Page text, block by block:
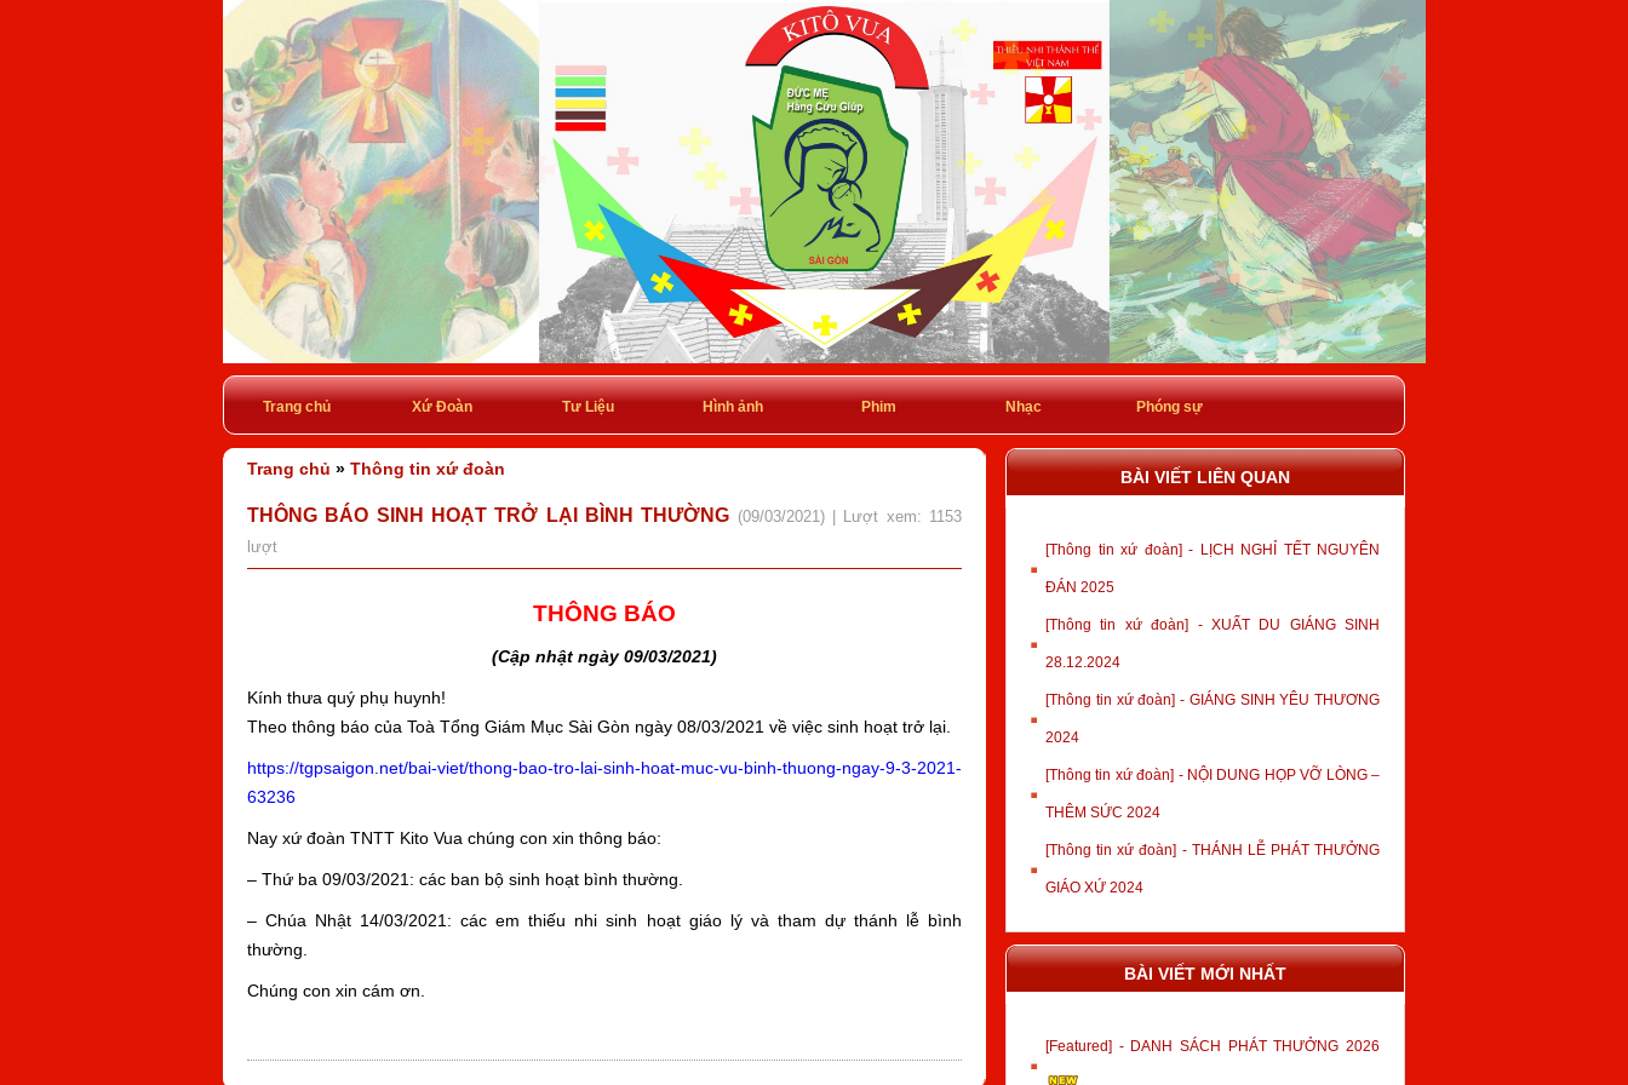
Trang chủ Xứ Đoàn Tư Liệu Hình ảnh Phim Nhạc Phóng sự
Trang chủ » Thông tin xứ đoàn
THÔNG BÁO SINH HOẠT TRỞ LẠI BÌNH THƯỜNG (09/03/2021) | Lượt xem: 1153
lượt
THÔNG BÁO
(Cập nhật ngày 09/03/2021)
Kính thưa quý phụ huynh!
Theo thông báo của Toà Tổng Giám Mục Sài Gòn ngày 08/03/2021 về việc sinh hoạt trở lại.
https://tgpsaigon.net/bai-viet/thong-bao-tro-lai-sinh-hoat-muc-vu-binh-thuong-ngay-9-3-2021-
63236
Nay xứ đoàn TNTT Kito Vua chúng con xin thông báo:
– Thứ ba 09/03/2021: các ban bộ sinh hoạt bình thường.
– Chúa Nhật 14/03/2021: các em thiếu nhi sinh hoạt giáo lý và tham dự thánh lễ bình
thường.
Chúng con xin cám ơn.
BÀI VIẾT LIÊN QUAN
[Thông tin xứ đoàn] - LỊCH NGHỈ TẾT NGUYÊN
ĐÁN 2025
[Thông tin xứ đoàn] - XUẤT DU GIÁNG SINH
28.12.2024
[Thông tin xứ đoàn] - GIÁNG SINH YÊU THƯƠNG
2024
[Thông tin xứ đoàn] - NỘI DUNG HỌP VỠ LÒNG –
THÊM SỨC 2024
[Thông tin xứ đoàn] - THÁNH LỄ PHÁT THƯỞNG
GIÁO XỨ 2024
BÀI VIẾT MỚI NHẤT
[Featured] - DANH SÁCH PHÁT THƯỞNG 2026